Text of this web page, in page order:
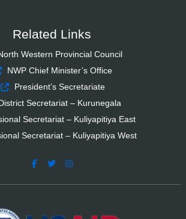
Related Links
Western Provincial Council
NWP Chief Minister’s Office
President’s Secretariate
Secretariat – Kurunegala
Secretariat – Kuliyapitiya East
Secretariat – Kuliyapitiya West